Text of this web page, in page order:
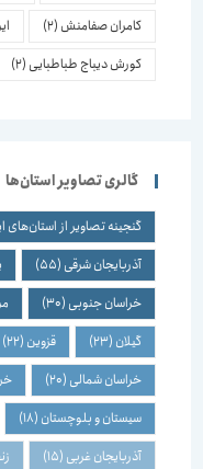
کامران صفامنش(2)
کورش دیباج طباطبایی(2)
گالری تصاویر استان‌ها
گنجینه تصاویر از استان‌های ایران
آذربایجان شرقی(55)
خراسان جنوبی(30)
گیلان(23) قزوین(22)
خراسان شمالی(20)
سیستان و بلوچستان(18)
آذربایجان غربی(15)